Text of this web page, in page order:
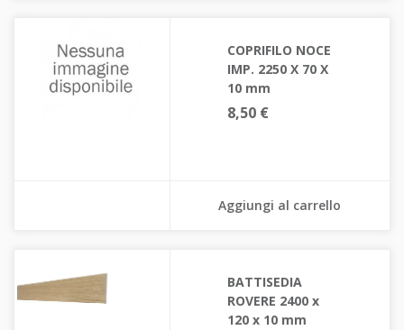
COPRIFILO NOCE
IMP. 2250 X 70 X
10 mm
8,50 €
Aggiungi al carrello
BATTISEDIA
ROVERE 2400 x
120 x 10 mm